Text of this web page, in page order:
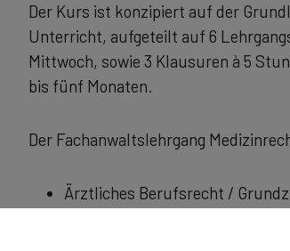
Der Kurs ist konzipiert auf der
Unterricht, aufgeteilt auf 6
Mittwoch, sowie 3 Klausuren à 5
bis fünf Monaten.
Der Fachanwaltslehrgang
Ärztliches Berufsrecht /